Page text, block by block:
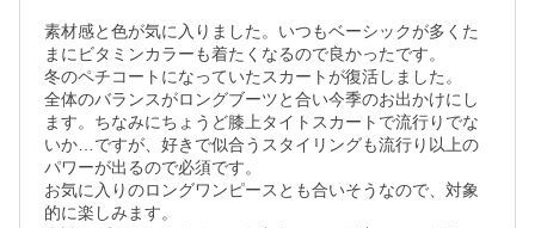
素材感と色が気に入りました。いつもベーシックが多くた
まにビタミンカラーも着たくなるので良かったです。
冬のペチコートになっていたスカートが復活しました。
全体のバランスがロングブーツと合い今季のお出かけにし
ます。ちなみにちょうど膝上タイトスカートで流行りでな
いか…ですが、好きで似合うスタイリングも流行り以上の
パワーが出るので必須です。
お気に入りのロングワンピースとも合いそうなので、対象
的に楽しみます。